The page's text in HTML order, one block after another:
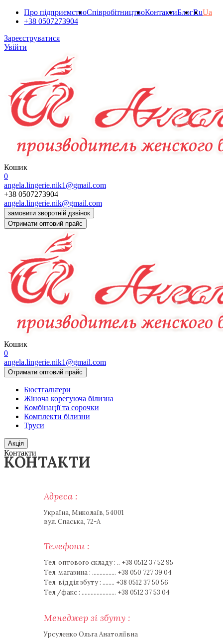
Про підприємствоСпівробітництвоКонтактиБлогRuUa
+38 0507273904
Зареєструватися
Увійти
Кошик
0
angela.lingerie.nik1@gmail.com
+38 0507273904
angela.lingerie.nik@gmail.com
замовити зворотній дзвінок
Отримати оптовий прайс
Кошик
0
angela.lingerie.nik1@gmail.com
Отримати оптовий прайс
Бюстгальтери
Жіноча корегуюча білизна
Комбінації та сорочки
Комплекти білизни
Труси
Акцiя
Контакти
КОНТАКТИ
Адреса :
Україна, Миколаїв, 54001
вул. Спаська, 72-А
Телефони :
Тел. оптового складу : .. +38 0512 37 52 95
Тел. магазина : ................ +38 050 727 39 04
Тел. відділ збуту : ........ +38 0512 37 50 56
Тел./факс : ....................... +38 0512 37 53 04
Менеджер зі збуту :
Урсуленко Ольга Анатоліївна